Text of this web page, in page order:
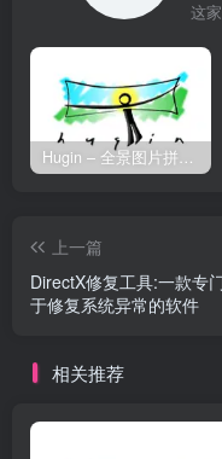
这
Hugin – 全景图片拼接工具
上一篇
DirectX修复工具:一款专
于修复系统异常的软件
相关推荐